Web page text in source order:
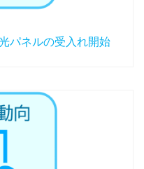
パネルの受入れ開始